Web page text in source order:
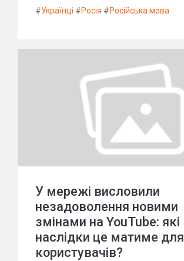
#Українці #Росія #Російська мова
У мережі висловили
незадоволення новими
змінами на YouTube: які
наслідки це матиме для
користувачів?